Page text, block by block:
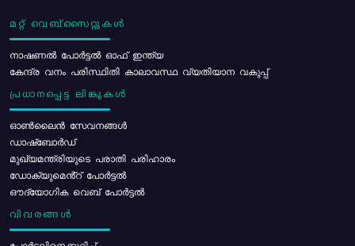
മറ്റ് വെബ്സൈറ്റുകൾ
നാഷണൽ പോർട്ടൽ ഓഫ് ഇന്ത്യ
കേന്ദ്ര വനം പരിസ്ഥിതി കാലാവസ്ഥ വ്യതിയാന വകുപ്പ്
പ്രധാനപ്പെട്ട ലിങ്കുകൾ
ഓൺലൈൻ സേവനങ്ങൾ
ഡാഷ്ബോർഡ്
മുഖ്യമന്ത്രിയുടെ പരാതി പരിഹാരം
ഡോക്യുമെൻ്റ് പോർട്ടൽ
ഔദ്യോഗിക വെബ് പോർട്ടൽ
വിവരങ്ങൾ